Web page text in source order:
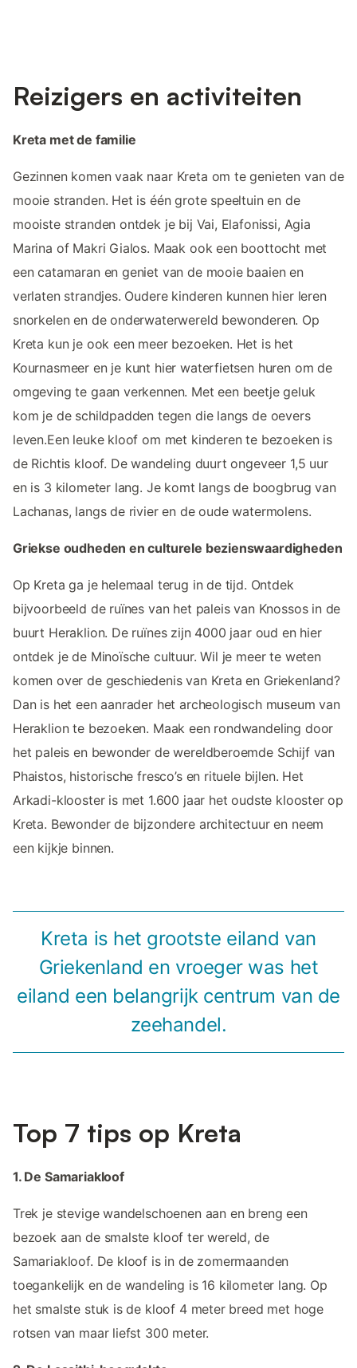
Reizigers en activiteiten
Kreta met de familie
Gezinnen komen vaak naar Kreta om te genieten van de
mooie stranden. Het is één grote speeltuin en de
mooiste stranden ontdek je bij Vai, Elafonissi, Agia
Marina of Makri Gialos. Maak ook een boottocht met
een catamaran en geniet van de mooie baaien en
verlaten strandjes. Oudere kinderen kunnen hier leren
snorkelen en de onderwaterwereld bewonderen. Op
Kreta kun je ook een meer bezoeken. Het is het
Kournasmeer en je kunt hier waterfietsen huren om de
omgeving te gaan verkennen. Met een beetje geluk
kom je de schildpadden tegen die langs de oevers
leven.Een leuke kloof om met kinderen te bezoeken is
de Richtis kloof. De wandeling duurt ongeveer 1,5 uur
en is 3 kilometer lang. Je komt langs de boogbrug van
Lachanas, langs de rivier en de oude watermolens.
Griekse oudheden en culturele bezienswaardigheden
Op Kreta ga je helemaal terug in de tijd. Ontdek
bijvoorbeeld de ruïnes van het paleis van Knossos in de
buurt Heraklion. De ruïnes zijn 4000 jaar oud en hier
ontdek je de Minoïsche cultuur. Wil je meer te weten
komen over de geschiedenis van Kreta en Griekenland?
Dan is het een aanrader het archeologisch museum van
Heraklion te bezoeken. Maak een rondwandeling door
het paleis en bewonder de wereldberoemde Schijf van
Phaistos, historische fresco’s en rituele bijlen. Het
Arkadi-klooster is met 1.600 jaar het oudste klooster op
Kreta. Bewonder de bijzondere architectuur en neem
een kijkje binnen.
Kreta is het grootste eiland van
Griekenland en vroeger was het
eiland een belangrijk centrum van de
zeehandel.
Top 7 tips op Kreta
1. De Samariakloof
Trek je stevige wandelschoenen aan en breng een
bezoek aan de smalste kloof ter wereld, de
Samariakloof. De kloof is in de zomermaanden
toegankelijk en de wandeling is 16 kilometer lang. Op
het smalste stuk is de kloof 4 meter breed met hoge
rotsen van maar liefst 300 meter.